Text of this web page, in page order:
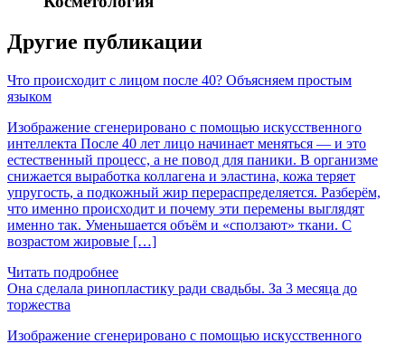
Другие публикации
Что происходит с лицом после 40? Объясняем простым
языком
Изображение сгенерировано с помощью искусственного
интеллекта После 40 лет лицо начинает меняться — и это
естественный процесс, а не повод для паники. В организме
снижается выработка коллагена и эластина, кожа теряет
упругость, а подкожный жир перераспределяется. Разберём,
что именно происходит и почему эти перемены выглядят
именно так. Уменьшается объём и «сползают» ткани. С
возрастом жировые […]
Читать подробнее
Она сделала ринопластику ради свадьбы. За 3 месяца до
торжества
Изображение сгенерировано с помощью искусственного